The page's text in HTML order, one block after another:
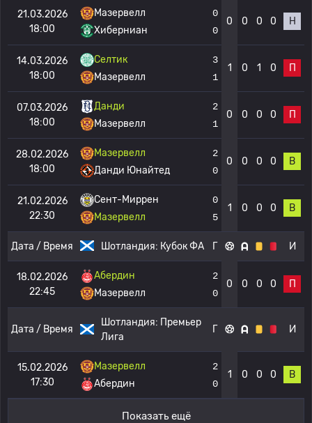
21.03.2026
18:00
Мазервелл
Хиберниан
0
0
0 0 0 0 Н
14.03.2026
18:00
Селтик
Мазервелл
3
1
1 0 1 0 П
07.03.2026
18:00
Данди
Мазервелл
2
1
0 0 0 0 П
28.02.2026
18:00
Мазервелл
Данди Юнайтед
2
0
0 0 0 0 В
21.02.2026
22:30
Сент-Миррен
Мазервелл
0
5
1 0 0 0 В
Дата / Время Шотландия: Кубок ФА Г И
18.02.2026
22:45
Абердин
Мазервелл
2
0
0 0 0 0 П
Дата / Время
Шотландия: Премьер
Лига
Г И
15.02.2026
17:30
Мазервелл
Абердин
2
0
1 0 0 0 В
Показать ещё